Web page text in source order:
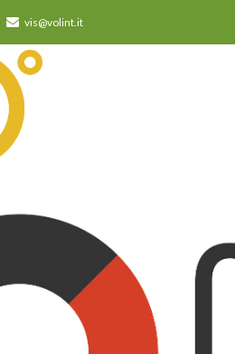
vis@volint.it